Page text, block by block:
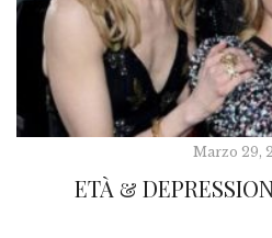
Marzo 29,
ETÀ &